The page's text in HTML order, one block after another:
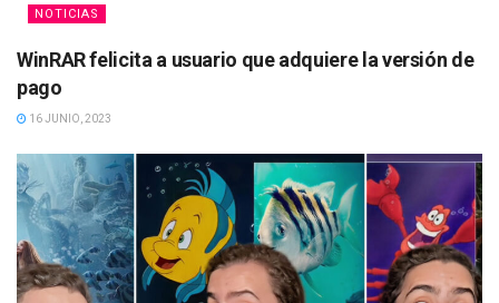
NOTICIAS
WinRAR felicita a usuario que adquiere la versión de
pago
16 JUNIO, 2023